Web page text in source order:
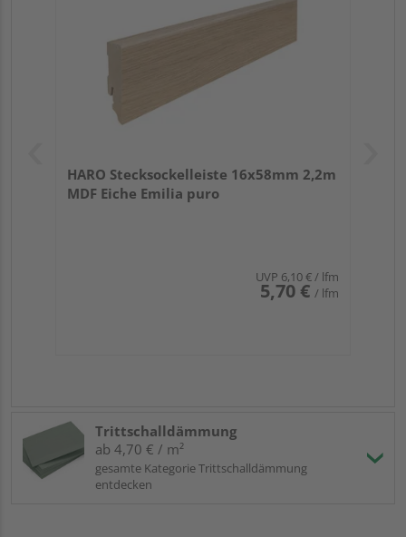
HARO Stecksockelleiste 16x58mm 2,2m
MDF Eiche Emilia puro
UVP 6,10 €/ lfm
5,70 € / lfm
Trittschalldämmung
ab 4,70 € / m²
gesamte Kategorie Trittschalldämmung
entdecken